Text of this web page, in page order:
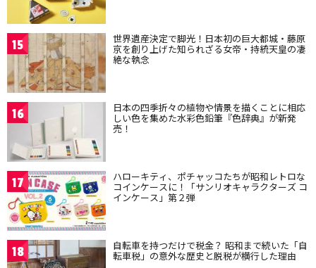
15 世界遺産決定で脚光！日本初の巨大都城・藤原
京を創り上げた知られざる女帝・持統天皇の凄
絶な執念
16 日本の四季折々の植物や情景を描くことに相応
しい色を集めた水彩色鉛筆『色辞典』が新発
売！
17 ハローキティ、ポチャッコたちが昭和レトロな
コインケースに！「サンリオキャラクターズ コ
インケース」第２弾
18 自転車を持つだけで税金？ 昭和まで続いた「自
転車税」の意外な歴史と脱税が横行した理由